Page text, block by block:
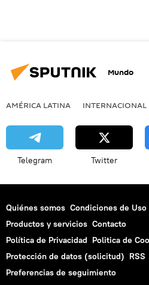
Mundo
AMÉRICA LATINA INTERNACIONAL
Telegram Twitter
Quiénes somos Condiciones de Uso
Productos y servicios Contacto
Política de Privacidad Politica de
Protección de datos (solicitud) RSS
Preferencias de seguimiento